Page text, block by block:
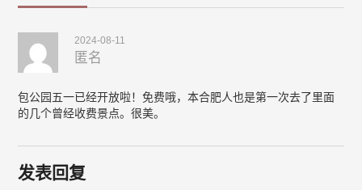
2024-08-11
匿名
包公园五一已经开放啦！免费哦，本合肥人也是第一次去了里面
的几个曾经收费景点。很美。
发表回复